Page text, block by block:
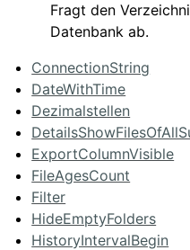
Fragt den
Datenbank ab.
ConnectionString
DateWithTime
Dezimalstellen
ExportColumnVisible
FileAgesCount
Filter
HideEmptyFolders
HistoryIntervalBegin